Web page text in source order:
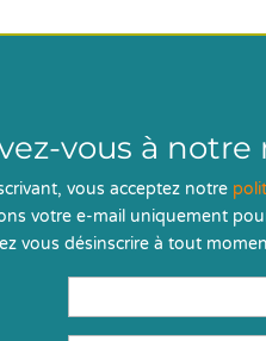
vous à
vous acceptez notre
votre e-mail uniquement
vous désinscrire à tout